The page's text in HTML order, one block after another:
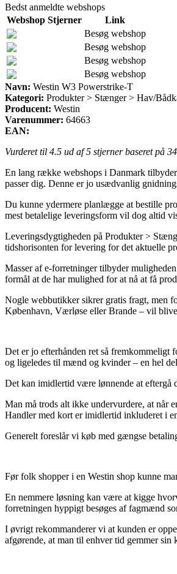
Bedst anmeldte webshops
Webshop Stjerner
Link
Besøg webshop
Besøg webshop
Besøg webshop
Besøg webshop
Navn: Westin W3 Powerstrike-T
Kategori: Produkter > Stænger > Hav/
Producent: Westin
Varenummer: 64663
EAN:
Vurderet til 4.5 ud af 5 stjerner baseret på 34
En lang række webshops i Danmark
passer dig. Denne er jo usædvanlig
Du kunne ydermere planlægge at bestille
mest betalelige leveringsform vil dog altid
Leveringsdygtigheden på Produkter >
tidshorisonten for levering for det aktuelle
Masser af e-forretninger tilbyder
formål at de har mulighed for at nå at få
Nogle webbutikker sikrer gratis fragt, men
København, Værløse eller Brande – vil
Det er jo efterhånden ret så fremkommeligt
og ligeledes til mænd og kvinder – en hel
Det kan imidlertid være lønnende at eftergå
Man må trods alt ikke undervurdere, at når
Handler med kort er imidlertid inkluderet i
Generelt foreslår vi køb med gængse
Før folk shopper i en Westin shop kunne
En nemmere løsning kan være at kigge
forretningen hyppigt besøges af fagmænd
I øvrigt rekommanderer vi at kunden er
afgørende, at man til enhver tid gemmer